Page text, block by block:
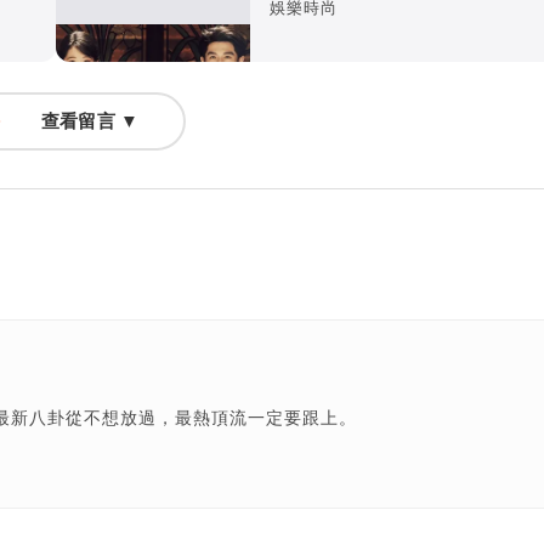
娛樂時尚
查看留言 ▼
八卦從不想放過，最熱頂流一定要跟上。